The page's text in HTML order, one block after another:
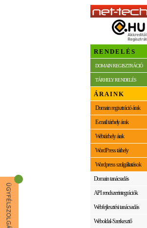
RENDELÉS
DOMAIN REGISZTRÁCIÓ
TÁRHELY RENDELÉS
ÁRAINK
Domain regisztráció árak
E-mail tárhely árak
Webtárhely árak
WordPress tárhely
Wordpress szolgáltatások
Domain tanácsadás
API rendszerintegrációk
Webfejlesztési tanácsadás
Weboldal-Szerkesztő